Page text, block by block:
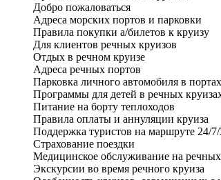
Добро пожаловаться
Адреса морских портов и парковки
Правила покупки а/билетов к круизу
Для клиентов речных круизов
Отдых в речном круизе
Адреса речных портов
Парковка личного автомобиля в портах
Программы для детей в речных
Питание на борту теплоходов
Правила оплаты и аннуляции круиза
Поддержка туристов на маршруте 24/
Страхование поездки
Медицинское обслуживание на
Экскурсии во время речного круиза